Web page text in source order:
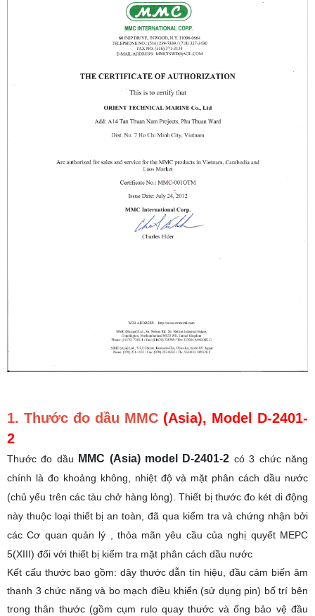
1. Thước đo dầu MMC (Asia), Model D-2401-
2
Thước đo dầu MMC (Asia) model D-2401-2 có 3 chức năng
chính là đo khoảng không, nhiệt độ và mặt phân cách dầu nước
(chủ yếu trên các tàu chở hàng lỏng). Thiết bị thước đo két di động
này thuộc loại thiết bị an toàn, đã qua kiểm tra và chứng nhận bởi
các Cơ quan quản lý , thỏa mãn yêu cầu của nghị quyết MEPC
5(XIII) đối với thiết bị kiểm tra mặt phân cách dầu nước
Kết cấu thước bao gồm: dây thước dẫn tín hiệu, đầu cảm biến âm
thanh 3 chức năng và bo mạch điều khiển (sử dụng pin) bố trí bên
trong thân thước (gồm cụm rulo quay thước và ống bảo vệ đầu